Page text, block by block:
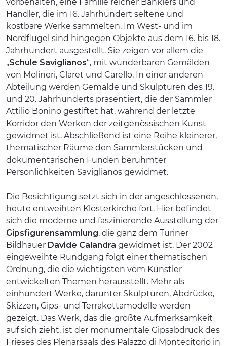
Händler, die im 16. Jahrhundert seltene und
kostbare Werke sammelten. Im West- und im
Nordflügel sind hingegen Objekte aus dem 16. bis 18.
Jahrhundert ausgestellt. Sie zeigen vor allem die
„Schule Saviglianos“, mit wunderbaren Gemälden
von Molineri, Claret und Carello. In einer anderen
Abteilung werden Gemälde und Skulpturen des 19.
und 20. Jahrhunderts präsentiert, die der Sammler
Attilio Bonino gestiftet hat, während der letzte
Korridor den Werken der zeitgenössischen Kunst
gewidmet ist. Abschließend ist eine Reihe kleinerer,
thematischer Räume den Sammlerstücken und
dokumentarischen Funden berühmter
Persönlichkeiten Saviglianos gewidmet.
Die Besichtigung setzt sich in der angeschlossenen,
heute entweihten Klosterkirche fort. Hier befindet
sich die moderne und faszinierende Ausstellung der
Gipsfigurensammlung, die ganz dem Turiner
Bildhauer Davide Calandra gewidmet ist. Der 2002
eingeweihte Rundgang folgt einer thematischen
Ordnung, die die wichtigsten vom Künstler
entwickelten Themen herausstellt. Mehr als
einhundert Werke, darunter Skulpturen, Abdrücke,
Skizzen, Gips- und Terrakottamodelle werden
gezeigt. Das Werk, das die größte Aufmerksamkeit
auf sich zieht, ist der monumentale Gipsabdruck des
Frieses des Plenarsaals des Palazzo di Montecitorio in